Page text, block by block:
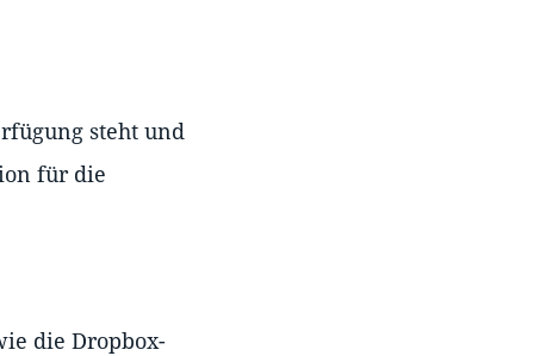
steht und
für die
die Dropbox-